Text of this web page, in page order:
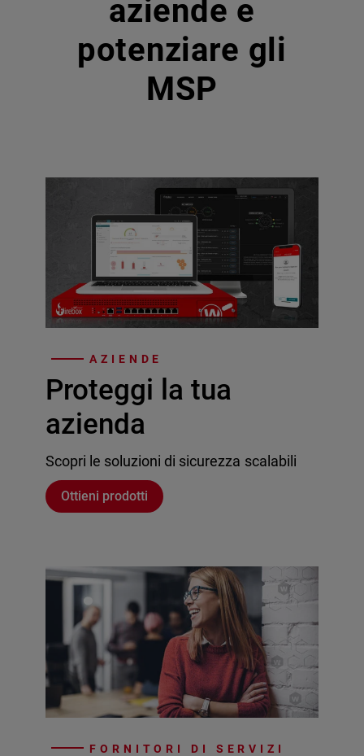
aziende e
potenziare gli
MSP
AZIENDE
Proteggi la tua
azienda
Scopri le soluzioni di sicurezza scalabili
Ottieni prodotti
FORNITORI DI SERVIZI